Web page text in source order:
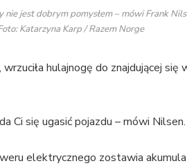
jest dobrym pomysłem – mówi Frank
Katarzyna Karp / Razem Norge
hulajnogę do znajdującej się
Ci się ugasić pojazdu – mówi Nilsen.
elektrycznego zostawia